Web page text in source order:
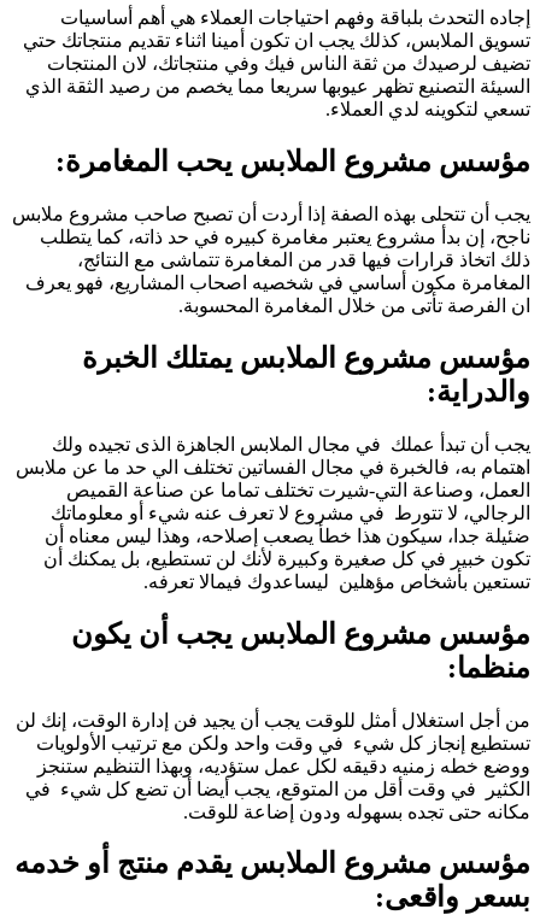
إجاده التحدث بلباقة وفهم احتياجات العملاء هي أهم أساسيات
تسويق الملابس، كذلك يجب ان تكون أمينا اثناء تقديم منتجاتك حتي
تضيف لرصيدك من ثقة الناس فيك وفي منتجاتك، لان المنتجات
السيئة التصنيع تظهر عيوبها سريعا مما يخصم من رصيد الثقة الذي
تسعي لتكوينه لدي العملاء.
مؤسس مشروع الملابس يحب المغامرة:
يجب أن تتحلى بهذه الصفة إذا أردت أن تصبح صاحب مشروع ملابس
ناجح، إن بدأ مشروع يعتبر مغامرة كبيره في حد ذاته، كما يتطلب
ذلك اتخاذ قرارات فيها قدر من المغامرة تتماشى مع النتائج،
المغامرة مكون أساسي في شخصيه اصحاب المشاريع، فهو يعرف
ان الفرصة تأتى من خلال المغامرة المحسوبة.
مؤسس مشروع الملابس يمتلك الخبرة
والدراية:
يجب أن تبدأ عملك في مجال الملابس الجاهزة الذى تجيده ولك
اهتمام به، فالخبرة في مجال الفساتين تختلف الي حد ما عن ملابس
العمل، وصناعة التي-شيرت تختلف تماما عن صناعة القميص
الرجالي، لا تتورط في مشروع لا تعرف عنه شيء أو معلوماتك
ضئيلة جدا، سيكون هذا خطأ يصعب إصلاحه، وهذا ليس معناه أن
تكون خبير في كل صغيرة وكبيرة لأنك لن تستطيع، بل يمكنك أن
تستعين بأشخاص مؤهلين ليساعدوك فيمالا تعرفه.
مؤسس مشروع الملابس يجب أن يكون
منظما:
من أجل استغلال أمثل للوقت يجب أن يجيد فن إدارة الوقت، إنك لن
تستطيع إنجاز كل شيء في وقت واحد ولكن مع ترتيب الأولويات
ووضع خطه زمنيه دقيقه لكل عمل ستؤديه، وبهذا التنظيم ستنجز
الكثير في وقت أقل من المتوقع، يجب أيضا أن تضع كل شيء في
مكانه حتى تجده بسهوله ودون إضاعة للوقت.
مؤسس مشروع الملابس يقدم منتج أو خدمه
بسعر واقعى: